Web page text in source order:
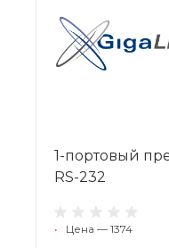
1-портовый
RS-232
• Цена — 1374